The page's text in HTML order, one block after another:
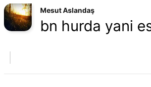
Mesut Aslandaş
bn hurda yani